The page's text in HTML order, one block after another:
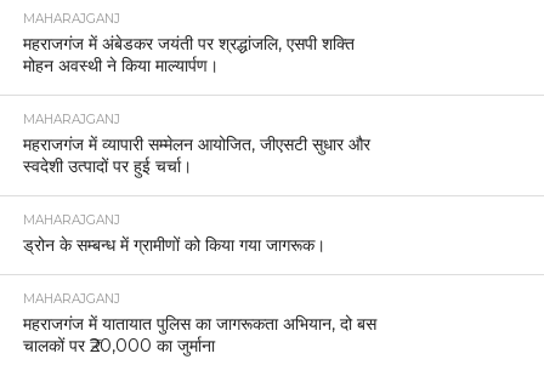
MAHARAJGANJ
महराजगंज में अंबेडकर जयंती पर श्रद्धांजलि, एसपी शक्ति
मोहन अवस्थी ने किया माल्यार्पण।
MAHARAJGANJ
महराजगंज में व्यापारी सम्मेलन आयोजित, जीएसटी सुधार और
स्वदेशी उत्पादों पर हुई चर्चा।
MAHARAJGANJ
ड्रोन के सम्बन्ध में ग्रामीणों को किया गया जागरूक।
MAHARAJGANJ
महराजगंज में यातायात पुलिस का जागरूकता अभियान, दो बस
चालकों पर ₹20,000 का जुर्माना